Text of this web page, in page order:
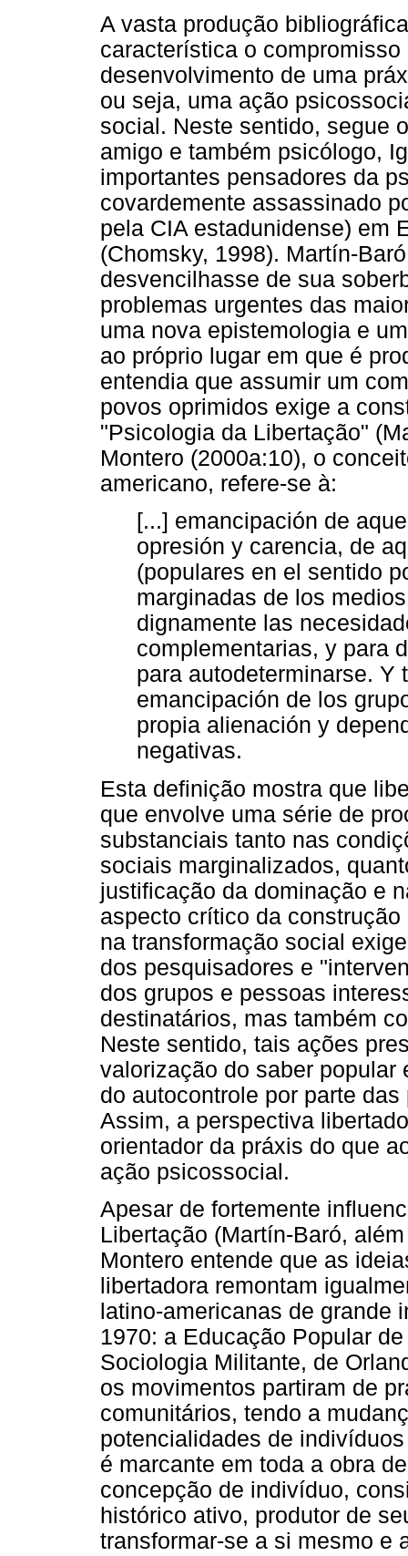
A vasta produção
característica o
desenvolvimento de uma
ou seja, uma ação
social. Neste sentido, segue
amigo e também psicólogo,
importantes pensadores da
covardemente assassinado
pela CIA estadunidense) em
(Chomsky, 1998). Martín-
desvencilhasse de sua
problemas urgentes das
uma nova epistemologia e
ao próprio lugar em que é
entendia que assumir um
povos oprimidos exige a
"Psicologia da Libertação"
Montero (2000a:10), o
americano, refere-se à:
[...] emancipación de
opresión y carencia, de
(populares en el sentido
marginadas de los
dignamente las
complementarias, y para
para autodeterminarse. Y
emancipación de los
propia alienación y
negativas.
Esta definição mostra que
que envolve uma série de
substanciais tanto nas
sociais marginalizados,
justificação da dominação e
aspecto crítico da
na transformação social
dos pesquisadores e
dos grupos e pessoas
destinatários, mas também
Neste sentido, tais ações
valorização do saber
do autocontrole por parte
Assim, a perspectiva
orientador da práxis do que
ação psicossocial.
Apesar de fortemente
Libertação (Martín-Baró,
Montero entende que as
libertadora remontam
latino-americanas de grande
1970: a Educação Popular
Sociologia Militante, de
os movimentos partiram de
comunitários, tendo a
potencialidades de
é marcante em toda a obra
concepção de indivíduo,
histórico ativo, produtor de
transformar-se a si mesmo e